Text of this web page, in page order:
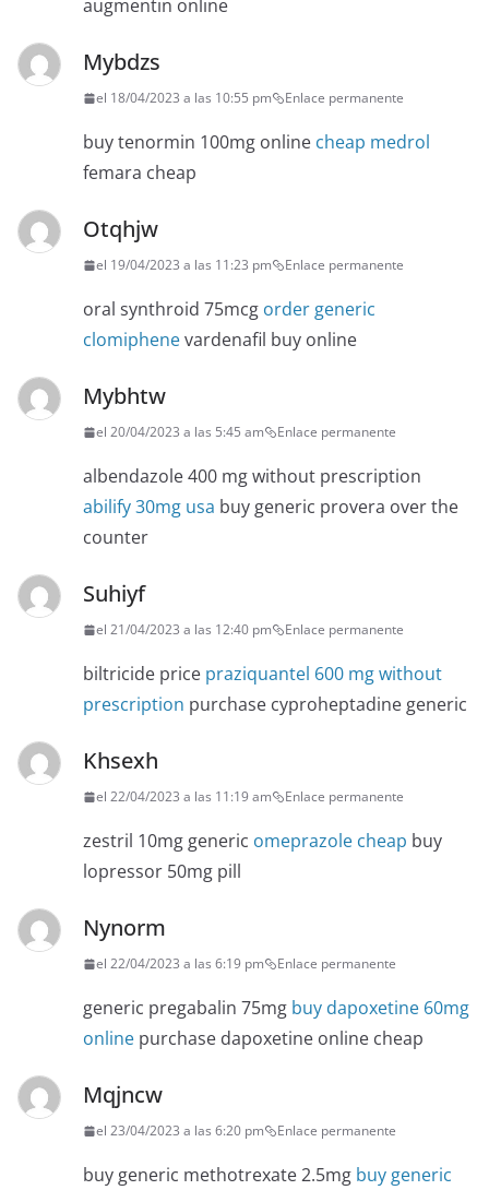
augmentin online
Mybdzs
el 18/04/2023 a las 10:55 pm Enlace permanente
buy tenormin 100mg online cheap medrol
femara cheap
Otqhjw
el 19/04/2023 a las 11:23 pm Enlace permanente
oral synthroid 75mcg order generic
clomiphenevardenafil buy online
Mybhtw
el 20/04/2023 a las 5:45 am Enlace permanente
albendazole 400 mg without prescription
abilify 30mg usa buy generic provera over the
counter
Suhiyf
el 21/04/2023 a las 12:40 pm Enlace permanente
biltricide price praziquantel 600 mg without
prescription purchase cyproheptadine generic
Khsexh
el 22/04/2023 a las 11:19 am Enlace permanente
zestril 10mg generic omeprazole cheap buy
lopressor 50mg pill
Nynorm
el 22/04/2023 a las 6:19 pm Enlace permanente
generic pregabalin 75mg buy dapoxetine 60mg
online purchase dapoxetine online cheap
Mqjncw
el 23/04/2023 a las 6:20 pm Enlace permanente
buy generic methotrexate 2.5mg buy generic